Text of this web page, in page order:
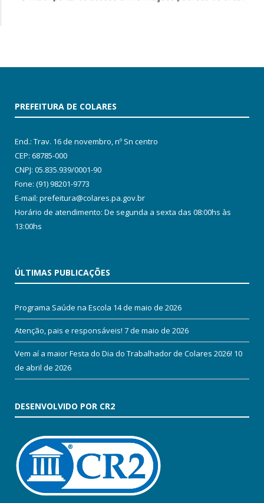
PREFEITURA DE COLARES
End.: Trav. 16 de novembro, nº Sn centro
CEP: 68785-000
CNPJ: 05.835.939/0001-90
Fone: (91) 98201-9773
E-mail: prefeitura@colares.pa.gov.br
Horário de atendimento: De segunda a sexta das 08:00hs às
13:00hs
ÚLTIMAS PUBLICAÇÕES
Programa Saúde na Escola 14 de maio de 2026
Atenção, pais e responsáveis! 7 de maio de 2026
Vem aí a maior Festa do Dia do Trabalhador de Colares 2026! 10
de abril de 2026
DESENVOLVIDO POR CR2